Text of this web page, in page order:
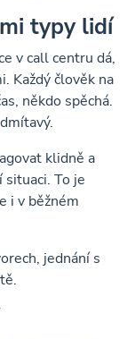
typy lidí
v call centru dá,
Každý člověk na
někdo spěchá.
klidně a
To je
i v běžném
jednání s